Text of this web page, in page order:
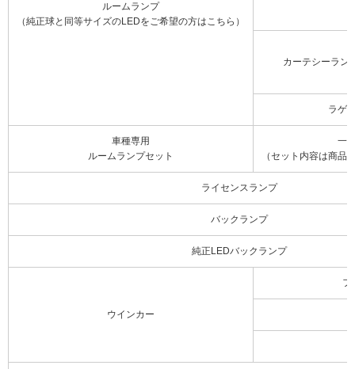
ルームランプ
（純正球と同等サイズのLEDをご希望の方はこちら）
カーテシーラン
ラゲ
車種専用
ルームランプセット
一
（セット内容は商品
ライセンスランプ
バックランプ
純正LEDバックランプ
ウインカー
フ